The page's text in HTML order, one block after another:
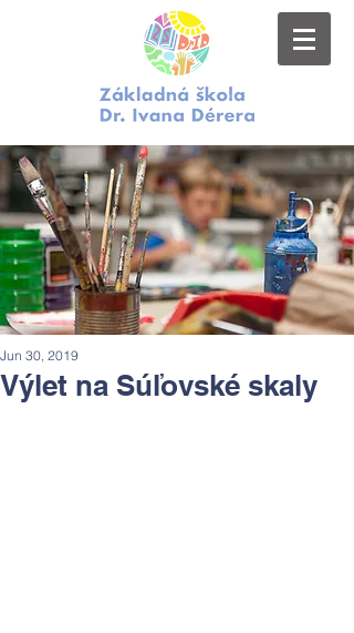
Výlet na Súľovské skaly
Jun 30, 2019